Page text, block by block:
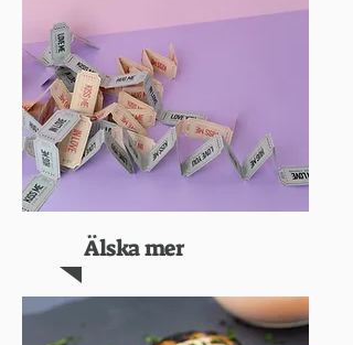
Älska mer